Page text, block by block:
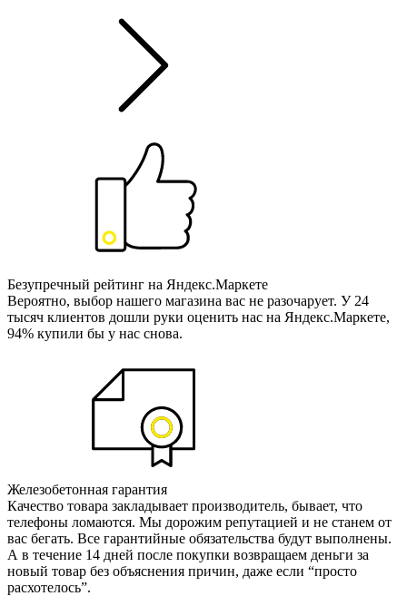
Безупречный рейтинг на Яндекс.Маркете
Вероятно, выбор нашего магазина вас не разочарует. У 24
тысяч клиентов дошли руки оценить нас на Яндекс.Маркете,
94% купили бы у нас снова.
Железобетонная гарантия
Качество товара закладывает производитель, бывает, что
телефоны ломаются. Мы дорожим репутацией и не станем от
вас бегать. Все гарантийные обязательства будут выполнены.
А в течение 14 дней после покупки возвращаем деньги за
новый товар без объяснения причин, даже если “просто
расхотелось”.